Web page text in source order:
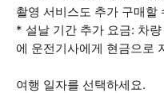
촬영 서비스도 추가 구매할
* 설날 기간 추가 요금: 차
에 운전기사에게 현금으로
여행 일자를 선택하세요.